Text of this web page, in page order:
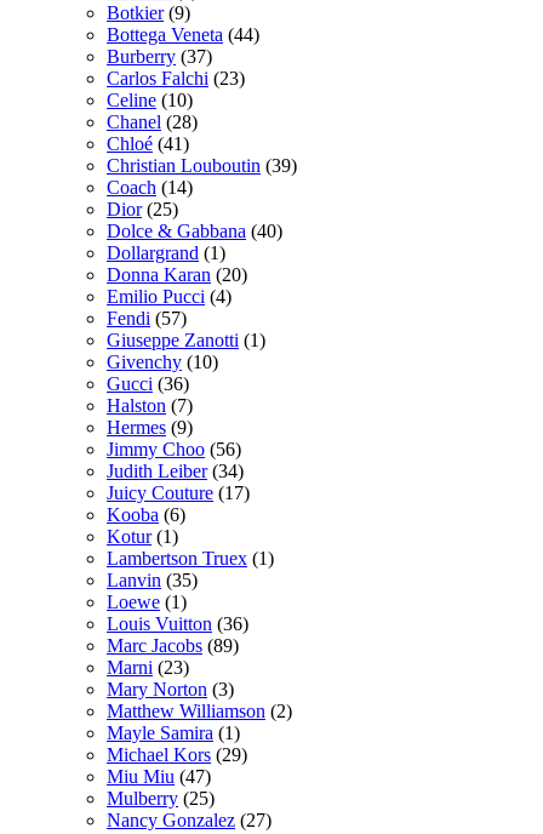
Botkier(9)
Bottega Veneta (44)
Burberry (37)
Carlos Falchi (23)
Celine (10)
Chanel (28)
Chloé (41)
Christian Louboutin (39)
Coach (14)
Dior(25)
Dolce & Gabbana (40)
Dollargrand (1)
Donna Karan (20)
Emilio Pucci (4)
Fendi (57)
Giuseppe Zanotti (1)
Givenchy (10)
Gucci (36)
Halston (7)
Hermes (9)
Jimmy Choo (56)
Judith Leiber(34)
Juicy Couture (17)
Kooba (6)
Kotur(1)
Lambertson Truex (1)
Lanvin (35)
Loewe (1)
Louis Vuitton (36)
Marc Jacobs (89)
Marni (23)
Mary Norton (3)
Matthew Williamson (2)
Mayle Samira (1)
Michael Kors (29)
Miu Miu (47)
Mulberry (25)
Nancy Gonzalez (27)